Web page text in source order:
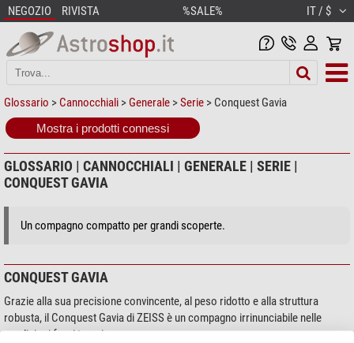
NEGOZIO RIVISTA %SALE% IT / $
Glossario > Cannocchiali > Generale >Serie > Conquest Gavia
Mostra i prodotti connessi
GLOSSARIO | CANNOCCHIALI | GENERALE | SERIE |
CONQUEST GAVIA
Un compagno compatto per grandi scoperte.
CONQUEST GAVIA
Grazie alla sua precisione convincente, al peso ridotto e alla struttura
robusta, il Conquest Gavia di ZEISS è un compagno irrinunciabile nelle
spedizioni fuori traccia.